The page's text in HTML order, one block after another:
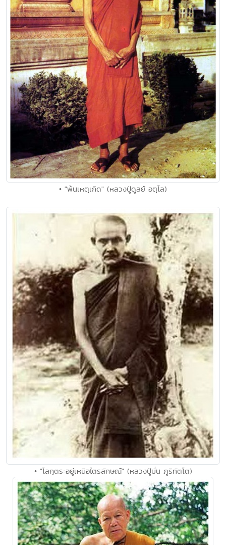
• "พ้นเหตุเกิด" (หลวงปู่ดูลย์ อตุโล)
• "โลกุตระอยู่เหนือไตรลักษณ์" (หลวงปู่มั่น ภูริทัตโต)